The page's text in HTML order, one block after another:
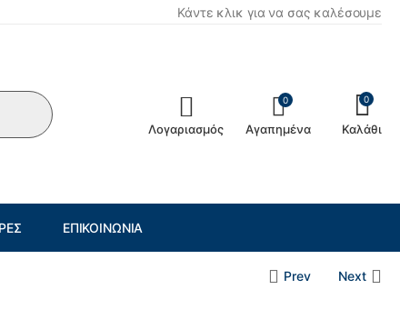
Κάντε κλικ για να σας καλέσουμε
Λογαριασμός
0
Αγαπημένα
0
Καλάθι
ΕΠΙΚΟΙΝΩΝΊΑ
Prev Next